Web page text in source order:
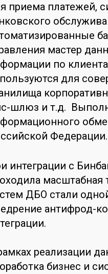
приема платежей,
мастер
по
для
шлюз и т.д.
Федерации.
интеграции с
масштабная
ДБО стали
антифрод-
реализации
бизнес и